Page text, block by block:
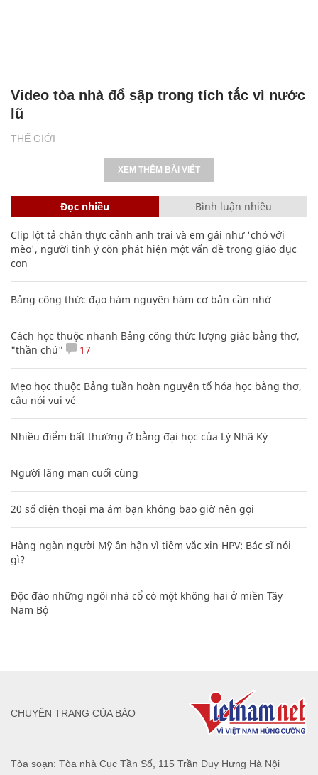
THẾ GIỚI
Video tòa nhà đổ sập trong tích tắc vì nước
lũ
XEM THÊM BÀI VIẾT
Đọc nhiều Bình luận nhiều
Clip lột tả chân thực cảnh anh trai và em gái như 'chó với
mèo', người tinh ý còn phát hiện một vấn đề trong giáo dục
con
Bảng công thức đạo hàm nguyên hàm cơ bản cần nhớ
Cách học thuộc nhanh Bảng công thức lượng giác bằng thơ,
"thần chú"
17
Mẹo học thuộc Bảng tuần hoàn nguyên tố hóa học bằng thơ,
câu nói vui vẻ
Nhiều điểm bất thường ở bằng đại học của Lý Nhã Kỳ
Người lãng mạn cuối cùng
20 số điện thoại ma ám bạn không bao giờ nên gọi
Hàng ngàn người Mỹ ân hận vì tiêm vắc xin HPV: Bác sĩ nói
gì?
Độc đáo những ngôi nhà cổ có một không hai ở miền Tây
Nam Bộ
Tòa soạn: Tòa nhà Cục Tần Số, 115 Trần Duy Hưng Hà Nội
CHUYÊN TRANG CỦA BÁO